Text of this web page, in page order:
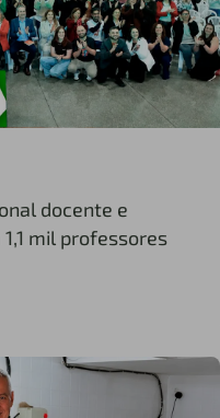
docente e
mil professores